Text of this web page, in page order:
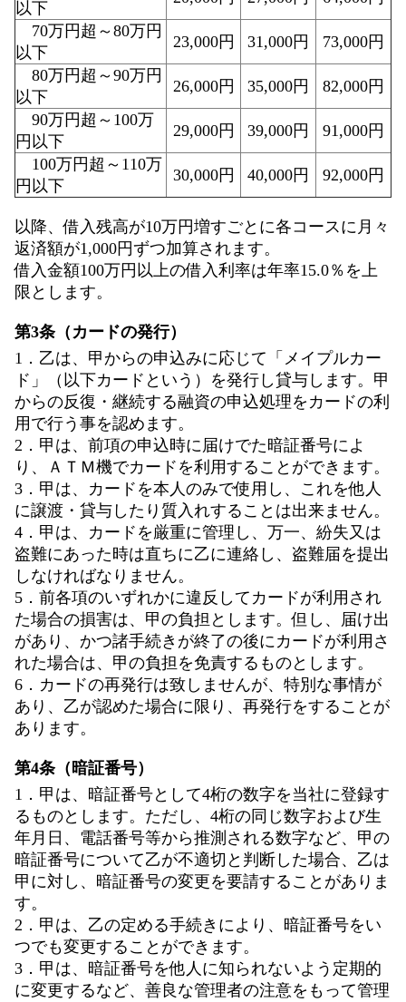
以下
70万円超～80万円
以下
23,000円 31,000円
73,000円
80万円超～90万円
以下
26,000円 35,000円
82,000円
90万円超～100万
円以下
29,000円 39,000円
91,000円
100万円超～110万
円以下
30,000円 40,000円 92,000円
以降、借入残高が10万円増すごとに各コースに月々
返済額が1,000円ずつ加算されます。
借入金額100万円以上の借入利率は年率15.0％を上
限とします。
第3条（カードの発行）
1．乙は、甲からの申込みに応じて「メイプルカー
ド」（以下カードという）を発行し貸与します。甲
からの反復・継続する融資の申込処理をカードの利
用で行う事を認めます。
2．甲は、前項の申込時に届けでた暗証番号によ
り、ＡＴＭ機でカードを利用することができます。
3．甲は、カードを本人のみで使用し、これを他人
に譲渡・貸与したり質入れすることは出来ません。
4．甲は、カードを厳重に管理し、万一、紛失又は
盗難にあった時は直ちに乙に連絡し、盗難届を提出
しなければなりません。
5．前各項のいずれかに違反してカードが利用され
た場合の損害は、甲の負担とします。但し、届け出
があり、かつ諸手続きが終了の後にカードが利用さ
れた場合は、甲の負担を免責するものとします。
6．カードの再発行は致しませんが、特別な事情が
あり、乙が認めた場合に限り、再発行をすることが
あります。
第4条（暗証番号）
1．甲は、暗証番号として4桁の数字を当社に登録す
るものとします。ただし、4桁の同じ数字および生
年月日、電話番号等から推測される数字など、甲の
暗証番号について乙が不適切と判断した場合、乙は
甲に対し、暗証番号の変更を要請することがありま
す。
2．甲は、乙の定める手続きにより、暗証番号をい
つでも変更することができます。
3．甲は、暗証番号を他人に知られないよう定期的
に変更するなど、善良な管理者の注意をもって管理